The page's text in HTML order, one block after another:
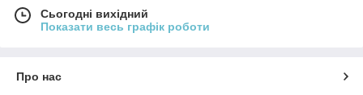
Сьогодні вихідний
Показати весь графік роботи
Про нас